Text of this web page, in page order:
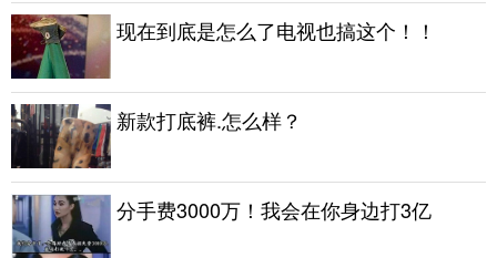
现在到底是怎么了电视也搞这个！！
新款打底裤.怎么样？
分手费3000万！我会在你身边打3亿